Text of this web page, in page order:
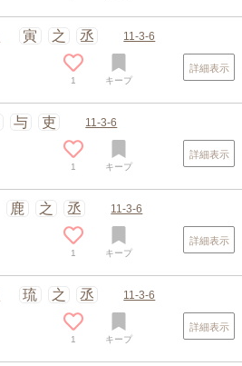
寅 之 丞 11-3-6
1 キープ
詳細表示
与 吏 11-3-6
1 キープ
詳細表示
鹿 之 丞 11-3-6
1 キープ
詳細表示
琉 之 丞 11-3-6
1 キープ
詳細表示